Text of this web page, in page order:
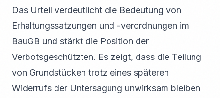
Das Urteil verdeutlicht die Bedeutung von
Erhaltungssatzungen und -verordnungen im
BauGB und stärkt die Position der
Verbotsgeschützten. Es zeigt, dass die Teilung
von Grundstücken trotz eines späteren
Widerrufs der Untersagung unwirksam bleiben